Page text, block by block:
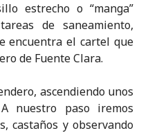
estrecho o “manga”
de saneamiento,
encuentra el cartel que
de Fuente Clara.
ascendiendo unos
nuestro paso iremos
castaños y observando